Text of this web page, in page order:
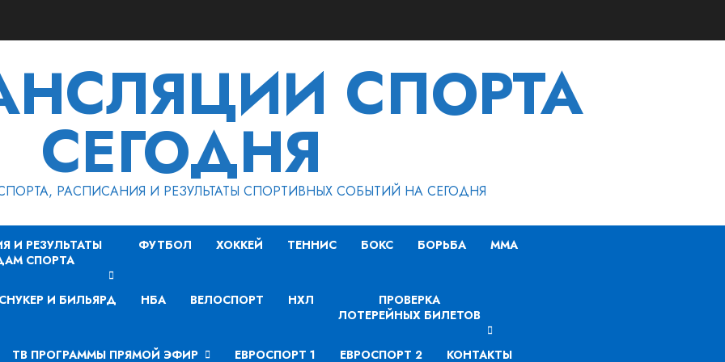
СПОРТА
СЕГОДНЯ
РАСПИСАНИЯ И РЕЗУЛЬТАТЫ СПОРТИВНЫХ СОБЫТИЙ НА СЕГОДНЯ
И РЕЗУЛЬТАТЫ
СПОРТА
ФУТБОЛ ХОККЕЙ ТЕННИС БОКС БОРЬБА MMA
СНУКЕР И БИЛЬЯРД НБА ВЕЛОСПОРТ НХЛ
ПРОВЕРКА
ЛОТЕРЕЙНЫХ БИЛЕТОВ
ТВ ПРОГРАММЫ ПРЯМОЙ ЭФИР ЕВРОСПОРТ 1 ЕВРОСПОРТ 2 КОНТАКТЫ